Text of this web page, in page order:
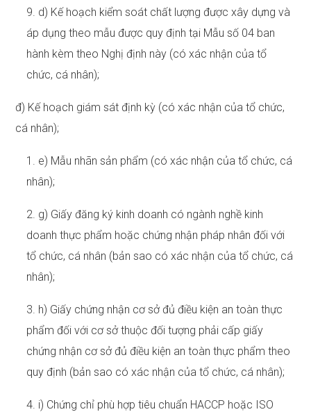
9. d) Kế hoạch kiểm soát chất lượng được xây dựng và
áp dụng theo mẫu được quy định tại Mẫu số 04 ban
hành kèm theo Nghị định này (có xác nhận của tổ
chức, cá nhân);
đ) Kế hoạch giám sát định kỳ (có xác nhận của tổ chức,
cá nhân);
1. e) Mẫu nhãn sản phẩm (có xác nhận của tổ chức, cá
nhân);
2. g) Giấy đăng ký kinh doanh có ngành nghề kinh
doanh thực phẩm hoặc chứng nhận pháp nhân đối với
tổ chức, cá nhân (bản sao có xác nhận của tổ chức, cá
nhân);
3. h) Giấy chứng nhận cơ sở đủ điều kiện an toàn thực
phẩm đối với cơ sở thuộc đối tượng phải cấp giấy
chứng nhận cơ sở đủ điều kiện an toàn thực phẩm theo
quy định (bản sao có xác nhận của tổ chức, cá nhân);
4. i) Chứng chỉ phù hợp tiêu chuẩn HACCP hoặc ISO